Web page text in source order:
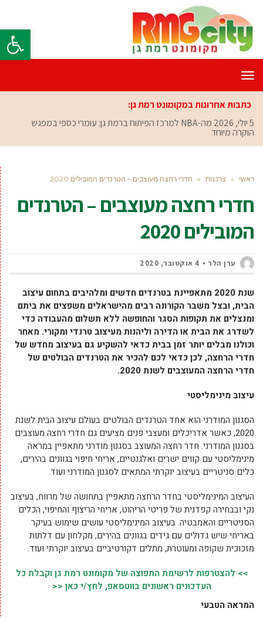
פתח
תפריט
כתבות אחרונות במקומונט רמת גן:
5 יולי, 2026
מה-NBA למרכז הפיתוח ברמת גן: עומרי כספי במפגש
הוקרה מיוחד
ראשי » צרכנות » חדרי רחצה מעוצבים – הטרנדים המובילים 2020
חדרי רחצה מעוצבים – הטרנדים
המובילים 2020
ערן הלר 4 אוקטובר, 2020
שנת 2020 מתאפיינת בטרנדים חדשים ומלהיבים בתחום עיצוב
הבית, ובצל משבר הקורונה רבים מהישראלים משפצים את ביתם
ומנצלים את תקופות הסגר והחופשה ללא תשלום מהעבודה כדי
לשדרג את הבית או הדירה וליהנות מעיצוב טרנדי ומקורי. מאחר
וכולנו מבלים יותר זמן בבית כדאי להשקיע גם בעיצוב מחדש של
חדרי הרחצה, לכן כדאי לכם להכיר את הטרנדים הבולטים של
חדרי הרחצה המעוצבים לשנת 2020.
עיצוב מינימליסטי
הסגנון המודרני הוא אחד הטרנדים הבולטים בעולם עיצוב הבית לשנת
2020, כאשר אדריכלים ומעצבי פנים מציעים גם חדרי רחצה מעוצבים
בסגנון המודרני. חדר רחצה המעוצב בסגנון מודרני מתאפיין במראה
מינימליסטי עם קווים ישרים ואלגנטיים, אריחי חיפוי בגוונים בהירים,
כלים סניטריים בעיצוב יוקרתי המתאים לסגנון המודרני ועוד.
העיצוב המינימליסטי בחדר הרחצה מתאפיין בתחושה של מרווח, בעיצוב
נקי ובבחירה קפדנית של פריטי הריהוט, אריחי הריצוף והחיפוי, הכלים
הסניטריים והאמבטיה. בעיצוב המינימליסטי עושים שימוש בעיקר
באריחי שיש גדולים עם גידים בגוונים בהירים, מקלחון עם דלתות
מזכוכית שקופה ומעוטרת, מתלים דקורטיביים בעיצוב יוקרתי ועוד.
>> להצטרפות לרשימת התפוצה של מקומונט רמת גן וקבלת כל
העדכונים ראשונים בווטסאפ, לחץ/י כאן <<
המראה הטבעי